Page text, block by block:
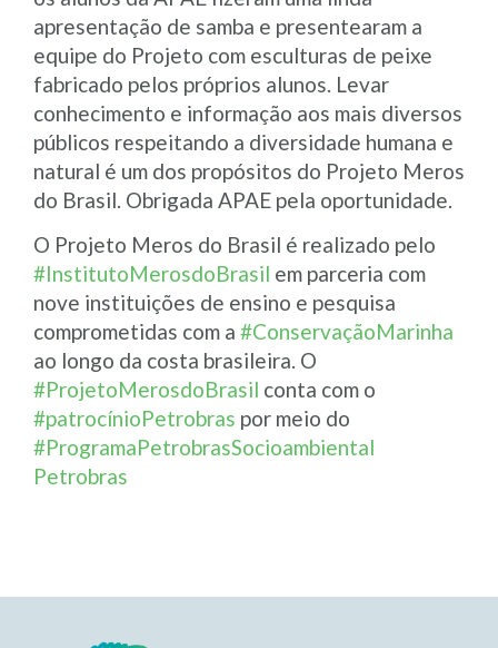
apresentação de samba e presentearam a
equipe do Projeto com esculturas de peixe
fabricado pelos próprios alunos. Levar
conhecimento e informação aos mais diversos
públicos respeitando a diversidade humana e
natural é um dos propósitos do Projeto Meros
do Brasil. Obrigada APAE pela oportunidade.
O Projeto Meros do Brasil é realizado pelo
#InstitutoMerosdoBrasil em parceria com
nove instituições de ensino e pesquisa
comprometidas com a #ConservaçãoMarinha
ao longo da costa brasileira. O
#ProjetoMerosdoBrasil conta com o
#patrocínioPetrobras por meio do
#ProgramaPetrobrasSocioambiental
Petrobras